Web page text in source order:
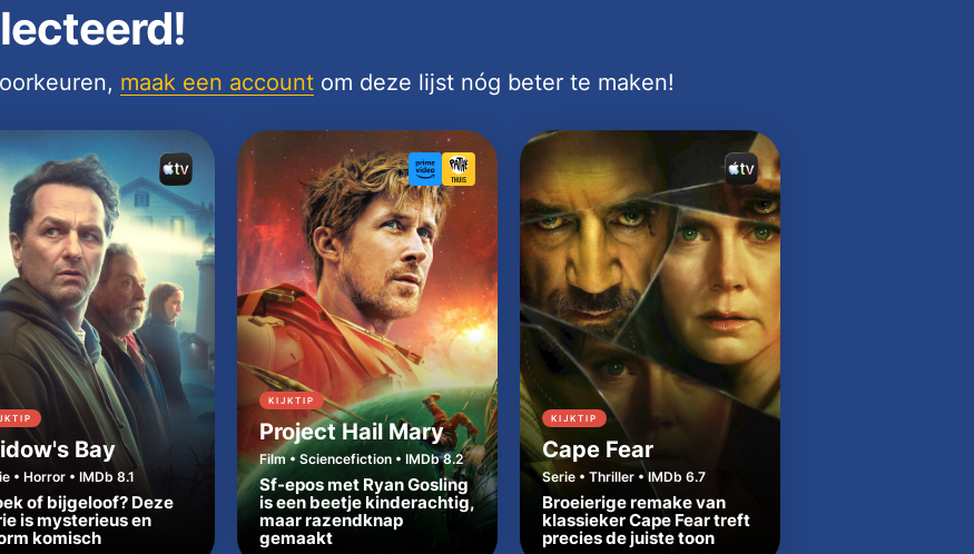
maak een account om deze lijst nóg beter te maken!
Bay
• Horror • IMDb 8.1
of bijgeloof? Deze
is mysterieus en
komisch
KIJKTIP
Project Hail Mary
Film • Sciencefiction • IMDb 8.2
Sf-epos met Ryan Gosling
is een beetje kinderachtig,
maar razendknap
gemaakt
KIJKTIP
Cape Fear
Serie • Thriller • IMDb 6.7
Broeierige remake van
klassieker Cape Fear treft
precies de juiste toon